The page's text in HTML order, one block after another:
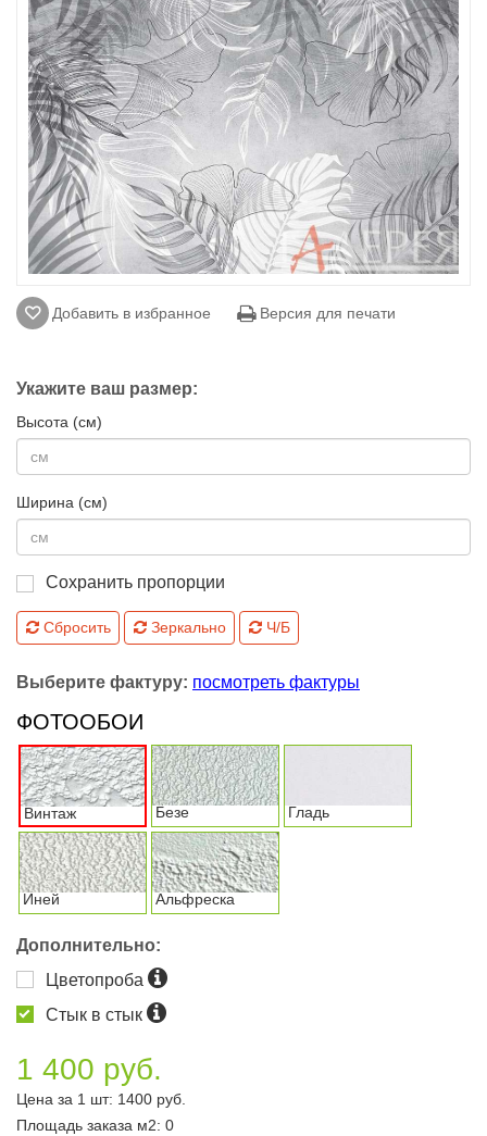
Добавить в избранное Версия для печати
Укажите ваш размер:
Высота (см)
Ширина (см)
Сохранить пропорции
Сбросить Зеркально Ч/Б
Выберите фактуру: посмотреть фактуры
ФОТООБОИ
Винтаж Безе Гладь
Иней Альфреска
Дополнительно:
Цветопроба
Стык в стык
1 400 руб.
Цена за 1 шт: 1400 руб.
Площадь заказа м2: 0